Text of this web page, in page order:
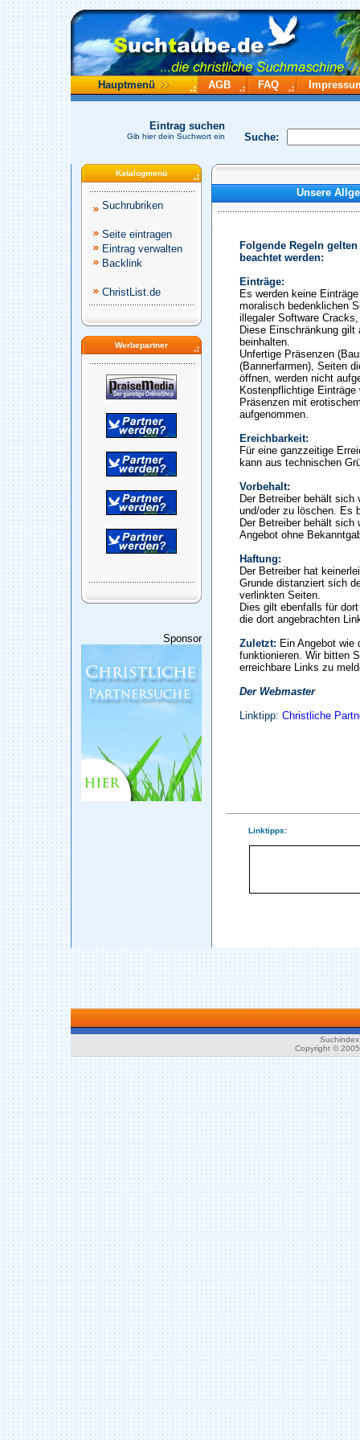
Hauptmenü AGB FAQ
Suche:
Eintrag suchen
Gib hier dein Suchwort ein
Katalogmenü
Suchrubriken
Seite eintragen
Eintrag verwalten
Backlink
ChristList.de
Werbepartner
Sponsor
Unsere
Folgende Regeln
beachtet werden:
Einträge:
Es werden keine
moralisch bedenklichen
illegaler Software
Diese Einschränkung
beinhalten.
Unfertige Präsenzen
(Bannerfarmen), Seiten
öffnen, werden nicht
Kostenpflichtige
Präsenzen mit
aufgenommen.
Ereichbarkeit:
Für eine ganzzeitige
kann aus technischen
Vorbehalt:
Der Betreiber behält sich
und/oder zu löschen. Es
Der Betreiber behält sich
Angebot ohne
Haftung:
Der Betreiber hat
Grunde distanziert sich
verlinkten Seiten.
Dies gilt ebenfalls für
die dort angebrachten
Zuletzt: Ein Angebot wie
funktionieren. Wir bitten
erreichbare Links zu
Der Webmaster
Linktipp: Christliche
Linktipps:
Copyright ©